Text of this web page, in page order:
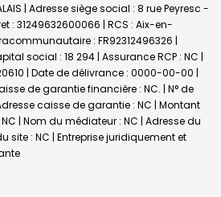
| Adresse siège social : 8 rue Peyresc -
: 31249632600066 | RCS : Aix-en-
: FR92312496326 |
social : 18 294 | Assurance RCP : NC |
| Date de délivrance : 0000-00-00 |
de garantie financière : NC. | N° de
caisse de garantie : NC | Montant
| Nom du médiateur : NC | Adresse du
site : NC | Entreprise juridiquement et